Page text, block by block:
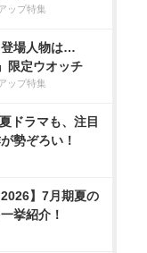
ップ特集
場人物は…
限定ウオッチ
ップ特集
ドラマも、注目
勢ぞろい！
2026】7月期夏の
挙紹介！